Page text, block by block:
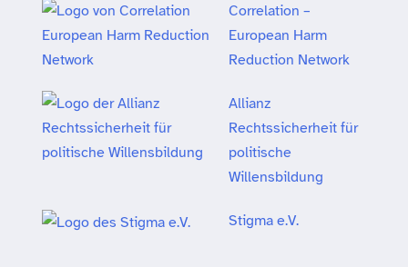
Correlation –
European Harm
Reduction Network
Allianz
Rechtssicherheit für
politische
Willensbildung
Stigma e.V.